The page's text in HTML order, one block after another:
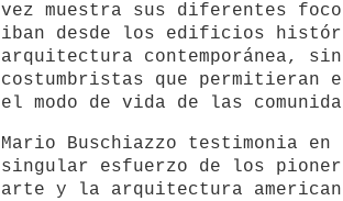
vez muestra sus diferentes
iban desde los edificios
arquitectura contemporánea,
costumbristas que permitieran
el modo de vida de las
Mario Buschiazzo testimonia
singular esfuerzo de los
arte y la arquitectura